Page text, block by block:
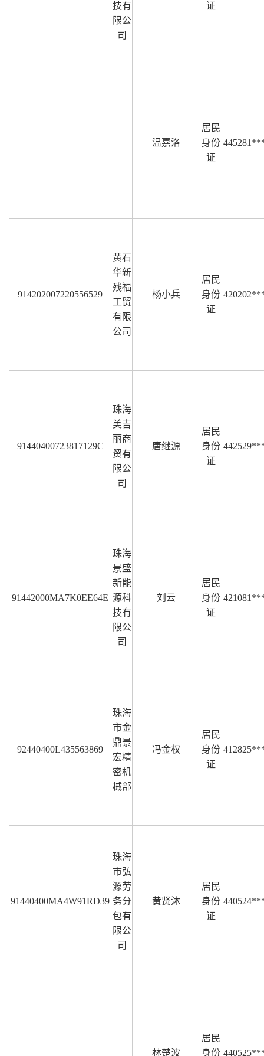
技有
限公
司
证
温嘉洛
居民
身份
证
914202007220556529
黄石
华新
残福
工贸
有限
公司
杨小兵
居民
身份
证
91440400723817129C
珠海
美吉
丽商
贸有
限公
司
唐继源
居民
身份
证
91442000MA7K0EE64E
珠海
景盛
新能
源科
技有
限公
司
刘云
居民
身份
证
92440400L435563869
珠海
市金
鼎景
宏精
密机
械部
冯金权
居民
身份
证
91440400MA4W91RD39
珠海
市弘
源劳
务分
包有
限公
司
黄贤沐
居民
身份
证
林楚波
居民
身份